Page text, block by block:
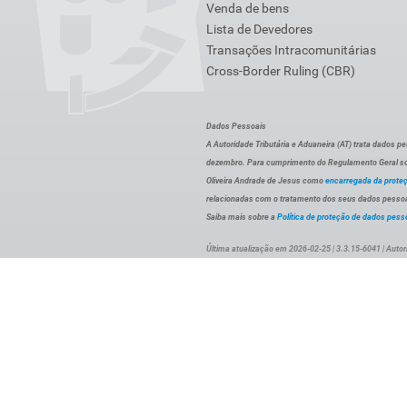
Venda de bens
Lista de Devedores
Transações Intracomunitárias
Cross-Border Ruling (CBR)
Dados Pessoais
A Autoridade Tributária e Aduaneira (AT) trata dados
dezembro. Para cumprimento do Regulamento Geral
Oliveira Andrade de Jesus como encarregada da
relacionadas com o tratamento dos seus dados
Saiba mais sobre a Política de proteção de dados
Última atualização em 2026-02-25 | 3.3.15-6041 |